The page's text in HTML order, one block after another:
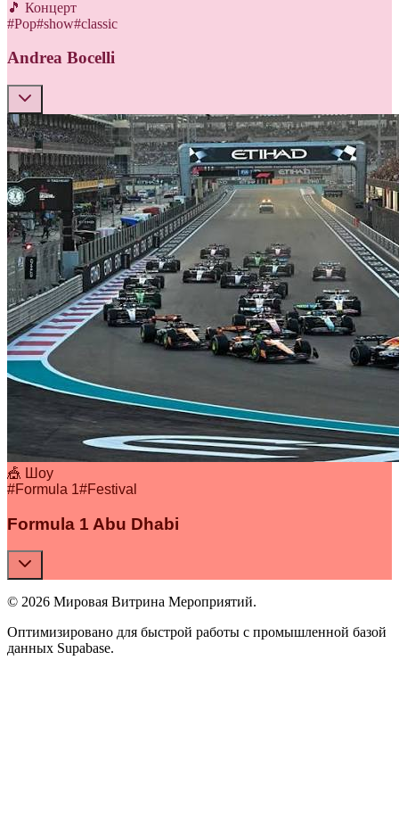
🎵 Концерт
#Pop#show#classic
Andrea Bocelli
🎪 Шоу
#Formula 1#Festival
Formula 1 Abu Dhabi
© 2026 Мировая Витрина Мероприятий.
Оптимизировано для быстрой работы с промышленной базой
данных Supabase.